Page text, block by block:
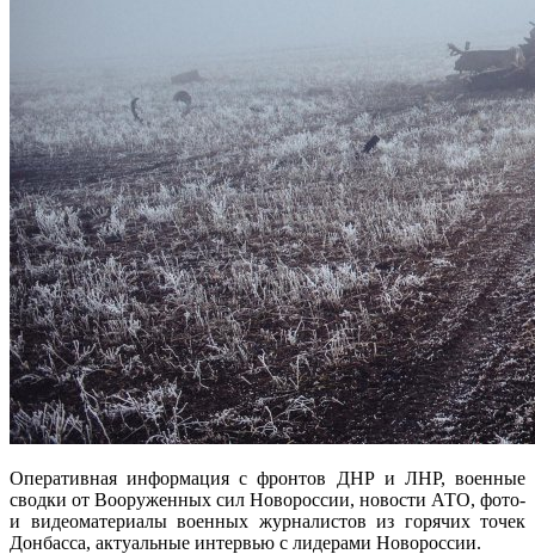
Оперативная информация с фронтов ДНР и ЛНР, военные
сводки от Вооруженных сил Новороссии, новости АТО, фото-
и видеоматериалы военных журналистов из горячих точек
Донбасса, актуальные интервью с лидерами Новороссии.